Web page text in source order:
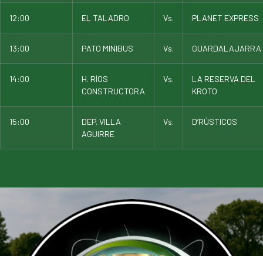
12:00 EL TALADRO Vs. PLANET EXPRESS
13:00 PATO MINIBUS Vs. GUARDALAJARRA
14:00
H. RÍOS
CONSTRUCTORA
Vs.
LA RESERVA DEL
KROTO
15:00
DEP. VILLA
AGUIRRE
Vs. D’RÚSTICOS